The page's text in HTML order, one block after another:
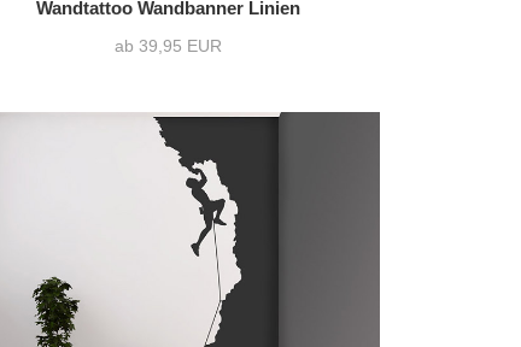
Wandtattoo Wandbanner Linien
ab 39,95 EUR